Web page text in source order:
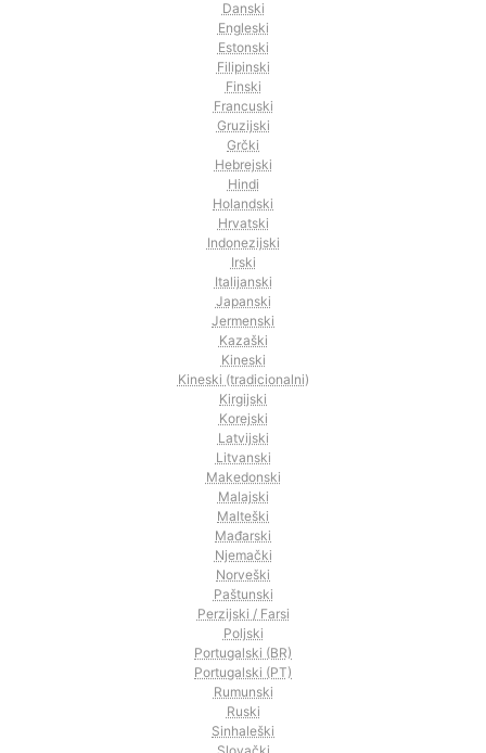
Danski
Engleski
Estonski
Filipinski
Finski
Francuski
Gruzijski
Grčki
Hebrejski
Hindi
Holandski
Hrvatski
Indonezijski
Irski
Italijanski
Japanski
Jermenski
Kazaški
Kineski
Kineski (tradicionalni)
Kirgijski
Korejski
Latvijski
Litvanski
Makedonski
Malajski
Malteški
Mađarski
Njemački
Norveški
Paštunski
Perzijski / Farsi
Poljski
Portugalski (BR)
Portugalski (PT)
Rumunski
Ruski
Sinhaleški